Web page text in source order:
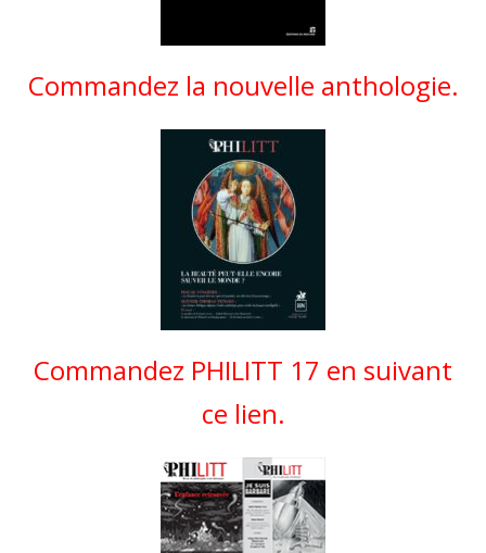
Commandez la nouvelle anthologie.
Commandez PHILITT 17 en suivant
ce lien.